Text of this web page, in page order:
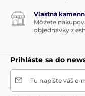
Vlastná
Môžete
objednávky z
Prihláste sa do
Tu napíšte váš e-